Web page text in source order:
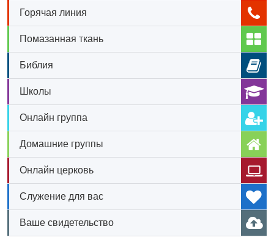
Горячая линия
Помазанная ткань
Библия
Школы
Онлайн группа
Домашние группы
Онлайн церковь
Служение для вас
Ваше свидетельство